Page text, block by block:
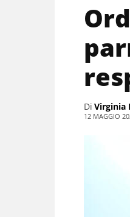
Di Virginia
12 MAGGIO